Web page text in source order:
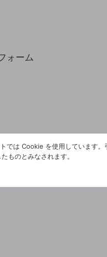
ォーム
では Cookie を使用しています。
ものとみなされます。